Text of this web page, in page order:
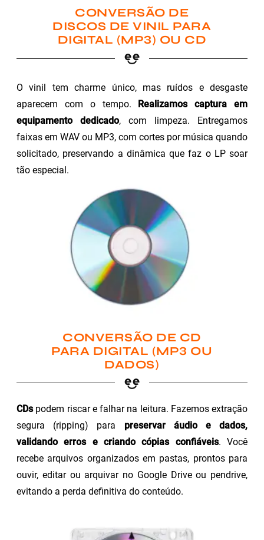
CONVERSÃO DE
DISCOS DE VINIL PARA
DIGITAL (MP3) OU CD
O vinil tem charme único, mas ruídos e desgaste
aparecem com o tempo.
Realizamos captura em
equipamento dedicado, com limpeza. Entregamos
faixas em WAV ou MP3, com cortes por música quando
solicitado, preservando a dinâmica que faz o LP soar
tão especial.
CONVERSÃO DE CD
PARA DIGITAL (MP3 OU
DADOS)
CDspodem riscar e falhar na leitura. Fazemos extração
segura (ripping) para preservar áudio e dados,
validando erros e criando cópias confiáveis. Você
recebe arquivos organizados em pastas, prontos para
ouvir, editar ou arquivar no Google Drive ou pendrive,
evitando a perda definitiva do conteúdo.